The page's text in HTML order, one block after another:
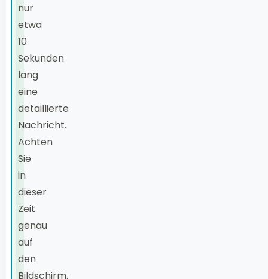
nur
etwa
10
Sekunden
lang
eine
detaillierte
Nachricht.
Achten
Sie
in
dieser
Zeit
genau
auf
den
Bildschirm.